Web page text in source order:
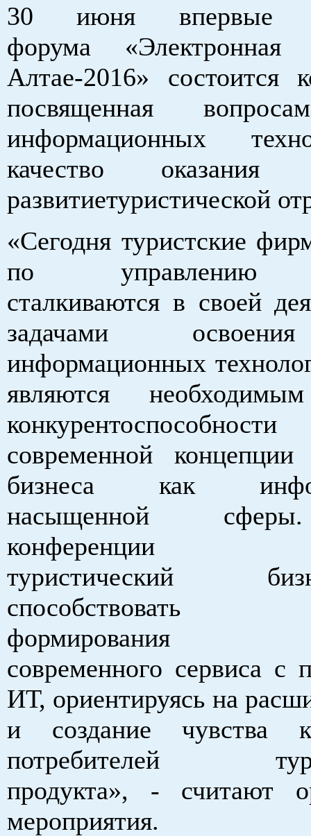
30 июня впервые
форума
Алтае-2016» состоится
посвященная
информационных
качество
развитиетуристической
«Сегодня туристские
по управлению
сталкиваются в своей
задачами
информационных
являются
современной концепции
бизнеса как
насыщенной
конференции
туристический
способствовать
формирования
современного сервиса с
ИТ, ориентируясь на
и создание чувства
потребителей
продукта», - считают
мероприятия.